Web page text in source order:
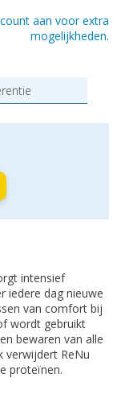
aan voor extra
mogelijkheden.
intensief
iedere dag nieuwe
van comfort bij
wordt gebruikt
bewaren van alle
verwijdert ReNu
proteïnen.